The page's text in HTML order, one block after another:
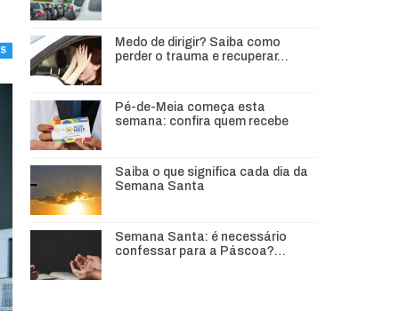
Medo de dirigir? Saiba como
perder o trauma e recuperar…
Pé-de-Meia começa esta
semana: confira quem recebe
Saiba o que significa cada dia da
Semana Santa
Semana Santa: é necessário
confessar para a Páscoa?…